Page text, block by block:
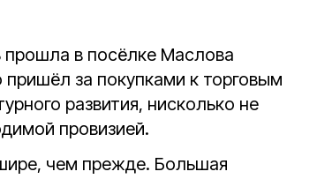
прошла в посёлке Маслова
за покупками к торговым
развития, нисколько не
провизией.
чем прежде. Большая